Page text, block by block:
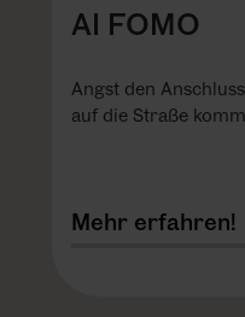
AI FOMO
Angst den
auf die Straße
Mehr erfahren!